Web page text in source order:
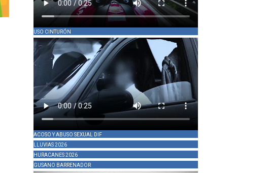
USO CINTURÓN
ACOSO Y ABUSO SEXUAL DIF
LLUVIAS 2026
HURACANES 2026
GUSANO BARRENADOR